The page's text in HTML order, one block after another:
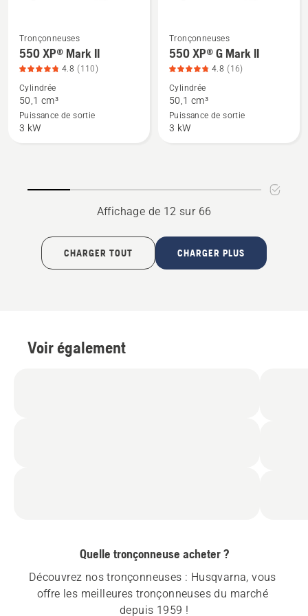
Voir
plus
de
détails
sur
550 XP®
Tronçonneuses
550 XP® Mark II
4.8 (110)
Cylindrée
50,1 cm³
Puissance de sortie
3 kW
Voir
plus
de
détails
sur
550 XP®
note
du
4.8
5
Tronçonneuses
550 XP® G Mark II
4.8 (16)
Cylindrée
50,1 cm³
Puissance de sortie
3 kW
Affichage de 12 sur 66
CHARGER TOUT CHARGER PLUS
Voir également
Quelle tronçonneuse acheter ?
Découvrez nos tronçonneuses : Husqvarna, vous
offre les meilleures tronçonneuses du marché
depuis 1959 !